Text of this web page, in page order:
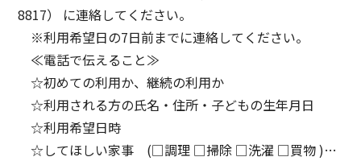
8817） に連絡してください。
※利用希望日の7日前までに連絡してください。
≪電話で伝えること≫
☆初めての利用か、継続の利用か
☆利用される方の氏名・住所・子どもの生年月日
☆利用希望日時
☆してほしい家事 (□調理 □掃除 □洗濯 □買物 )…